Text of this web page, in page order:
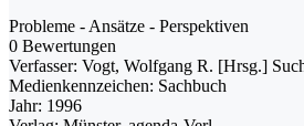
Probleme - Ansätze - Perspektiven
0 Bewertungen
Verfasser: Vogt, Wolfgang R. [Hrsg.]
Medienkennzeichen: Sachbuch
Jahr: 1996